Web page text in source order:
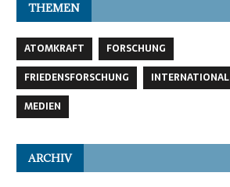
THEMEN
ATOMKRAFT
FORSCHUNG
FRIEDENSFORSCHUNG
INTERNATIONAL
MEDIEN
ARCHIV